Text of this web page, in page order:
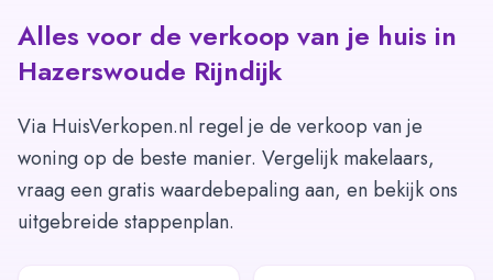
Alles voor de verkoop van je huis in
Hazerswoude Rijndijk
Via HuisVerkopen.nl regel je de verkoop van je
woning op de beste manier. Vergelijk makelaars,
vraag een gratis waardebepaling aan, en bekijk ons
uitgebreide stappenplan.